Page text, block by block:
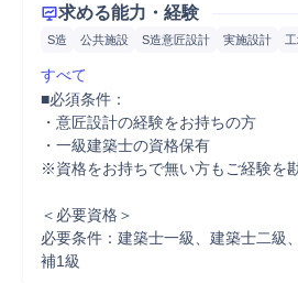
求める能力・経験
S造 公共施設 S造意匠設計 実施設計
すべて
■必須条件：
・意匠設計の経験をお持ちの方
・一級建築士の資格保有
※資格をお持ちで無い方もご経験を
＜必要資格＞
必要条件：建築士一級、建築士二級
補1級